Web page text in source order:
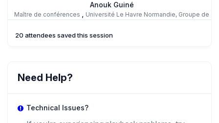
Anouk Guiné
Maître de conférences , Université Le Havre Normandie, Groupe de
Teresa Cardenas Lopez
Independent researcher
DA
20 attendees saved this session
Need Help?
Technical Issues?